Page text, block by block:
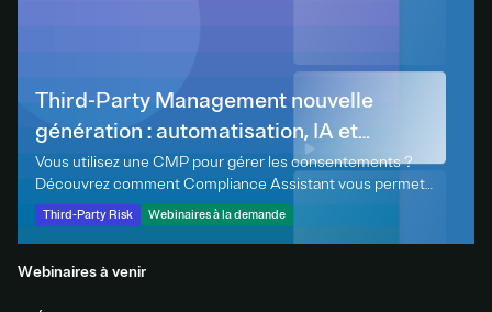
Third-Party Management nouvelle
génération : automatisation, IA et
intégrations pour une vision continue des
risques
Vous utilisez une CMP pour gérer les consentements ?
Découvrez comment Compliance Assistant vous permet
d'aller plus loin avec un suivi automatisé et quotidien de la
conformité de vos sites web aux réglementations
mondiales. Ce webinar vous présentera comment identifier,
prioriser et corriger les risques liés aux technologies de suivi
Third-Party Risk Webinaires à la demande
Webinaires à venir